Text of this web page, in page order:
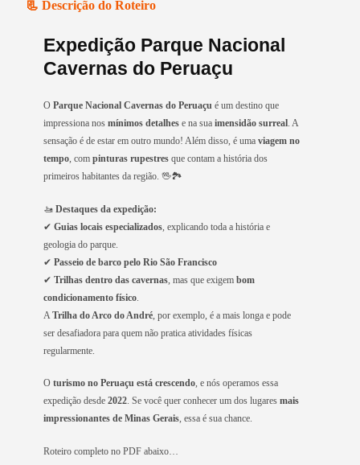
📃 Descrição do Roteiro
Expedição Parque Nacional
Cavernas do Peruaçu
OParque Nacional Cavernas do Peruaçu é um destino que
impressiona nosmínimos detalhes e na suaimensidão surreal. A
sensação é de estar em outro mundo! Além disso, é umaviagem no
tempo, compinturas rupestres que contam a história dos
primeiros habitantes da região. 🖖🏞️
🚤Destaques da expedição:
✔Guias locais especializados, explicando toda a história e
geologia do parque.
✔Passeio de barco pelo Rio São Francisco
✔Trilhas dentro das cavernas, mas que exigembom
condicionamento físico.
ATrilha do Arco do André, por exemplo, é a mais longa e pode
ser desafiadora para quem não pratica atividades físicas
regularmente.
Oturismo no Peruaçu está crescendo, e nós operamos essa
expedição desde2022. Se você quer conhecer um dos lugaresmais
impressionantes de Minas Gerais, essa é sua chance.
Roteiro completo no PDF abaixo…